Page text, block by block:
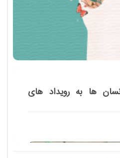
ها به رویداد های